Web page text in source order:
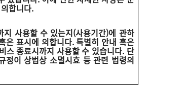
합니다.
사용할 수 있는지(사용기간)에 관하
은 표시에 의합니다. 특별히 안내 혹은
스 종료시까지 사용할 수 있습니다. 단
정이 상법상 소멸시효 등 관련 법령의